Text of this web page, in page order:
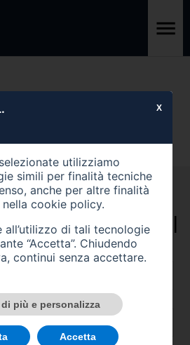
SERVIZI
utilizziamo
simili per finalità tecniche
anche per altre finalità
cookie policy.
all’utilizzo di tali tecnologie
“Accetta”. Chiudendo
continui senza accettare.
più e personalizza
Accetta
X